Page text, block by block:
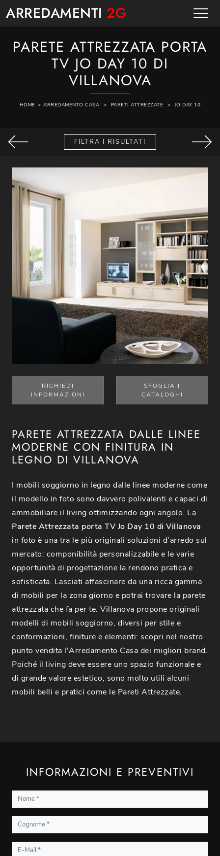
ARREDAMENTI 2G
PARETE ATTREZZATA PORTA
TV JO DAY 10 DI
VILLANOVA
HOME > ARREDAMENTO CASA > PARETI ATTREZZATE > JO DAY 10
FILTRA I RISULTATI
RICHIEDI
INFORMAZIONI
SFOGLIA I
CATALOGHI
PARETE ATTREZZATA DALLE LINEE
MODERNE CON FINITURA IN
LEGNO DI VILLANOVA
I mobili soggiorno in legno dalle linee moderne come
il modello in foto sono davvero polivalenti e capaci di
ammobiliare il living ottimizzando ogni angolo. La
Parete Attrezzata porta TV Jo Day 10 di Villanova
in foto è una tra le più originali soluzioni d’arredo sul
mercato: componibilità personalizzabile e le varie
opportunità di progettazione la rendono pratica e
sofisticata. Lasciati affascinare da una ricca gamma
di mobili per la zona giorno e potrai trovare la parete
attrezzata che fa per te. Villanova propone originali
modelli di mobili soggiorno, diversi per stile e
conformazioni, finiture e elementi: scopri nel nostro
punto vendita l'Arredamento Casa dei migliori brand.
Poiché il living deve essere uno spazio funzionale e
di grande valore estetico, sono molto utili alcuni
mobili belli e pratici come le Pareti Attrezzate.
INFORMAZIONI E PREVENTIVI